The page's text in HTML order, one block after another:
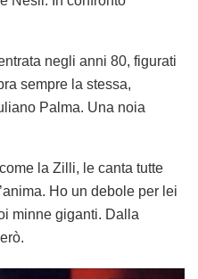
negli anni 80, figurati
sempre la stessa,
Palma. Una noia
la Zilli, le canta tutte
Ho un debole per lei
minne giganti. Dalla